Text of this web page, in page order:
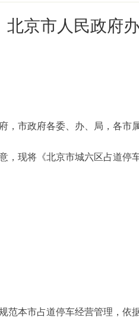
北京市人民政府
，市政府各委、办、局，各
现将《北京市城六区占道停
范本市占道停车经营管理，依